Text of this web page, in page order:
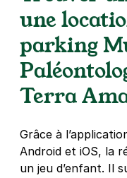
-
9
+ Abonnements
une
parking
Terra
Grâce à
Android et iOS, la
un jeu d’enfant. Il